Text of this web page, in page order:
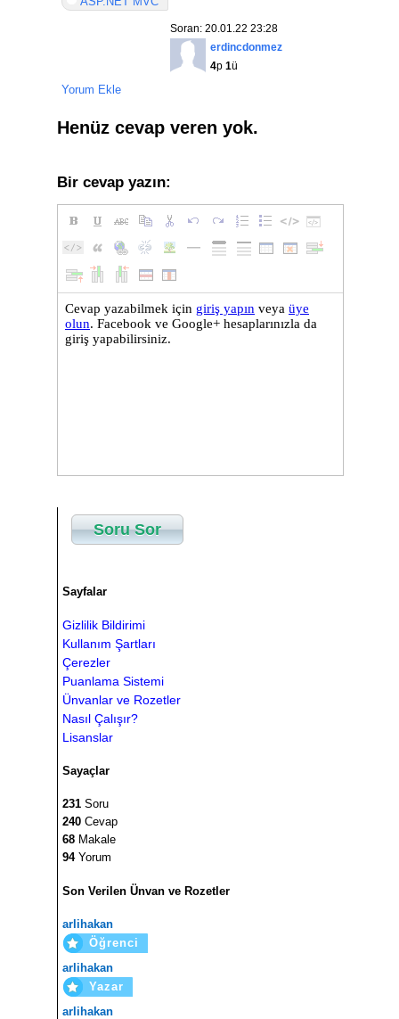
Soran: 20.01.22 23:28
erdincdonmez
4p 1ü
Yorum Ekle
Henüz cevap veren yok.
Bir cevap yazın:
Soru Sor
Sayfalar
Gizlilik Bildirimi
Kullanım Şartları
Çerezler
Puanlama Sistemi
Ünvanlar ve Rozetler
Nasıl Çalışır?
Lisanslar
Sayaçlar
231 Soru
240 Cevap
68 Makale
94Yorum
Son Verilen Ünvan ve Rozetler
arlihakan
Öğrenci
arlihakan
Yazar
arlihakan